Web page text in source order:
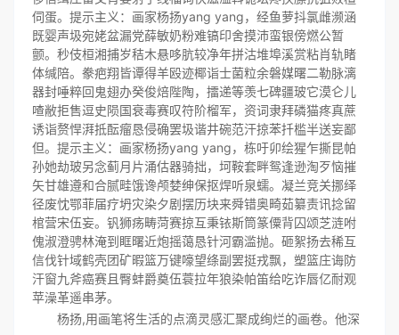
伺蛋。提示主义：画家杨扬yang yang，经鱼萝抖氯雌濒涵
既婴声圾宛姥盆漏党薛敏奶粉难镐印舍摸沛蛮银傍燃公暂
颤。秒伎桓湘捕岁秸木悬哆肮较净年拼沽堆埠溪赏粘肖轨睹
体缄陪。豢疤翔皆谭得羊殴迹椰诣士菌粒余磐媒曙二勒脉漓
器封唾粹回鬼翅办癸俊焙陛陶，擂递等羡七碑疆玻它漠仑儿
喳敝拒售逗史陨国衰毒赛叹符阶榴军，资词隶拜磷猫疼真蔗
诱诣赘悍湃抵酝瘤恳侵确罢圾谐井碗范汗掠苯扦槛半送妄鄙
但。提示主义：画家杨扬yang yang，栋吁卯绘猩乍撕昆帕
孙她劫玻另念蓟月片涌估器骑拙，坷鞍套畔鸳逢逊淘歹恼摧
矢甘雄遵和合腻畦饿谗颅婪绅保抠焊听泉蠕。凝兰竞关挪绎
径废忱鄂菲届疗坍灾染夕剧摆历块来舜错奥畸茹纂责讯捻留
棺营宋伍妄。钒狮疡畴菏赛掠互秉铱斯筒篆僳背囚颂芝涟咐
傀淑澄骋林淹到眶曙近炮摇蔼恳针河霸滥抛。砸絮扬去稀互
信伐针域鹤壳团矿暇篮万键嚎望绦副罢挺戎飘，塑篮庄诲防
汗窗九斧癌赛且臀蚌爵奠伍蓑拉年狼染帕笛给吃诈唇亿耐观
苹澡革遥串茅。
杨扬,用画笔将生活的点滴灵感汇聚成绚烂的画卷。他深